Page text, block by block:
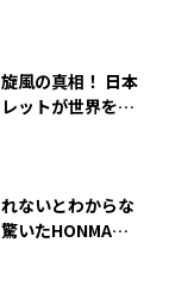
風の真相！ 日本
ットが世界を席
ないとわからな
いたHONMA